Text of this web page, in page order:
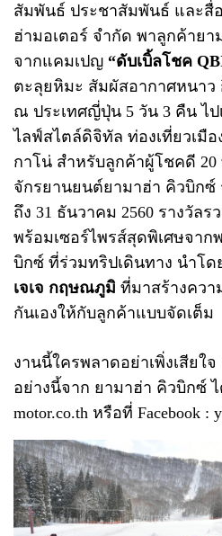
สัมพันธ์ ประชาสัมพันธ์ และสื่
ฮ่ามอเตอร์ จำกัด พาลูกค้าย
จากแคมเปญ “ดับเบิ้ลโชค
ตะลุยหิมะ สัมผัสอากาศหนาว
ณ ประเทศญี่ปุ่น 5 วัน 3 คืน ไ
ไลฟ์สไตล์ดิจิทัล ท่องเที่ยวเมือ
กาโน่ สำหรับลูกค้าผู้โชคดี
จักรยานยนต์ยามาฮ่า คิวบิกซ์
ถึง 31 ธันวาคม 2560 รางวัล
พร้อมเซอร์ไพรส์สุดพิเศษจาก
บิกซ์ ที่ร่วมทริปเดินทาง นำโด
เจเจ กฤษณภูมิ ที่มาสร้างควา
กันเองให้กับลูกค้าแบบจัดเต็ม
งานนี้ใครพลาดอย่าเพิ่งเสียใ
อย่างนี้จาก ยามาฮ่า คิวบิกซ์ ไ
motor.co.th หรือที่ Facebook :